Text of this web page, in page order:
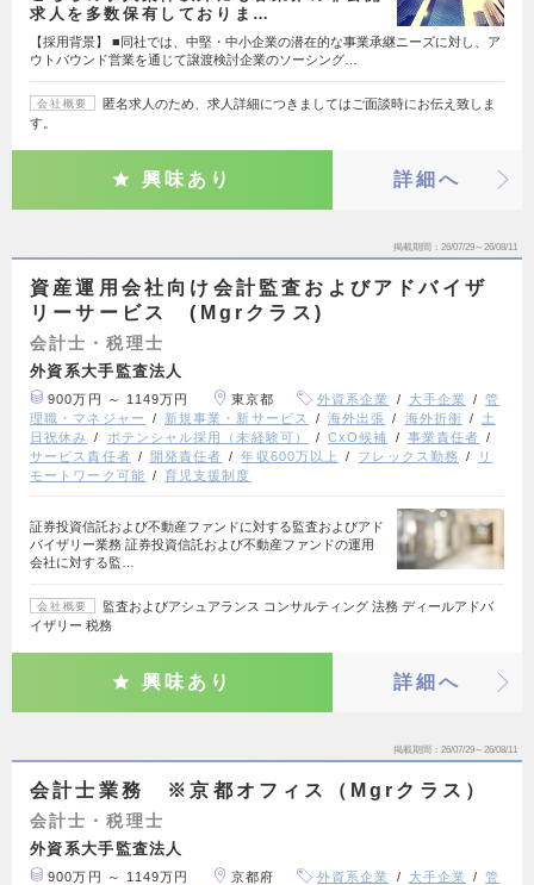
求人を多数保有しておりま…
【採用背景】 ■同社では、中堅・中小企業の潜在的な事業承継ニーズに対し、ア
ウトバウンド営業を通じて譲渡検討企業のソーシング…
会社概要
匿名求人のため、求人詳細につきましてはご面談時にお伝え致しま
す。
興味あり 詳細へ
掲載期間 26/07/29～26/08/11
資産運用会社向け会計監査およびアドバイザ
リーサービス (Mgrクラス)
会計士・税理士
外資系大手監査法人
900万円 ～ 1149万円 東京都 外資系企業 大手企業
管
理職・マネジャー
新規事業・新サービス 海外出張 海外折衝
土
日祝休み
ポテンシャル採用（未経験可） CxO候補
事業責任者
サービス責任者
開発責任者 年収600万以上 フレックス勤務
リ
モートワーク可能
育児支援制度
証券投資信託および不動産ファンドに対する監査およびアド
バイザリー業務 証券投資信託および不動産ファンドの運用
会社に対する監…
会社概要
監査およびアシュアランス コンサルティング 法務 ディールアドバ
イザリー 税務
興味あり 詳細へ
掲載期間 26/07/29～26/08/11
会計士業務 ※京都オフィス（Mgrクラス）
会計士・税理士
外資系大手監査法人
900万円 ～ 1149万円 京都府 外資系企業 大手企業
管